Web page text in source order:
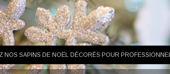
NOS SAPINS DE NOËL DÉCORÉS POUR